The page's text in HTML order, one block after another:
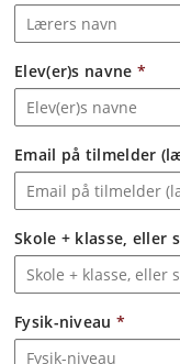
Elev(er)s navne *
Email på tilmelder
Skole + klasse, eller
Fysik-niveau *